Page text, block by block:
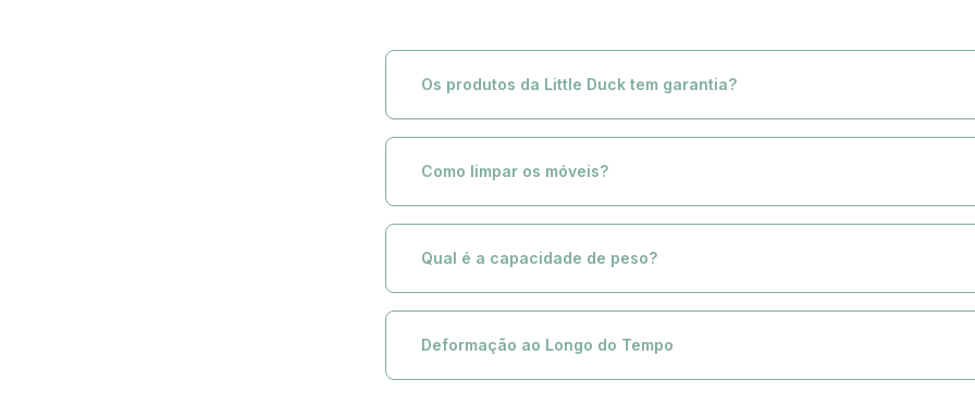
Os produtos da Little Duck tem garantia?
Todos os produtos Little Duck têm garantia de 1 ano, garantindo a qualidade e durabilidade
acompanhar seu filho em todas as fases da infância.
Como limpar os móveis?
Limpeza Diária: Use um aspirador para manter o móvel impecável. Derramamentos: Seque
pano seco. Para manchas, use suavemente água e sabão neutro. Evite Luz Solar Direta:
desbotamento mantendo-o à sombra. Impermeabilização: Considere para proteção extra.
Qual é a capacidade de peso?
Nossos móveis, graças à inovadora tecnologia GrowTech, suporta de 130 a 150 kg (286 a
módulo, mantendo sua forma sem a necessidade de madeira ou alumínio. Isso garante o
conforto!
Deformação ao Longo do Tempo